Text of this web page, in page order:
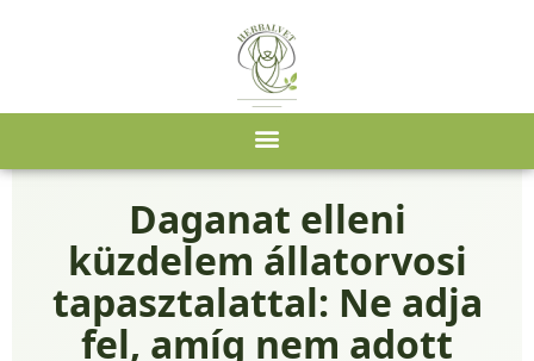
Daganat elleni
küzdelem állatorvosi
tapasztalattal: Ne adja
fel, amíg nem adott